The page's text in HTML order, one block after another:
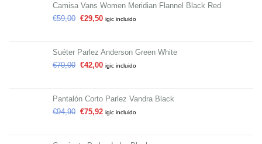
Camisa Vans Women Meridian Flannel Black Red
€59,00 €29,50 igic incluido
Suéter Parlez Anderson Green White
€70,00 €42,00 igic incluido
Pantalón Corto Parlez Vandra Black
€94,90 €75,92 igic incluido